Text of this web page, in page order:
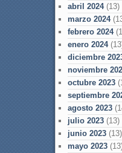
abril 2024(13)
marzo 2024
febrero 2024
enero 2024
diciembre
noviembre
octubre 2023
septiembre
agosto 2023
julio 2023(13)
junio 2023(13)
mayo 2023